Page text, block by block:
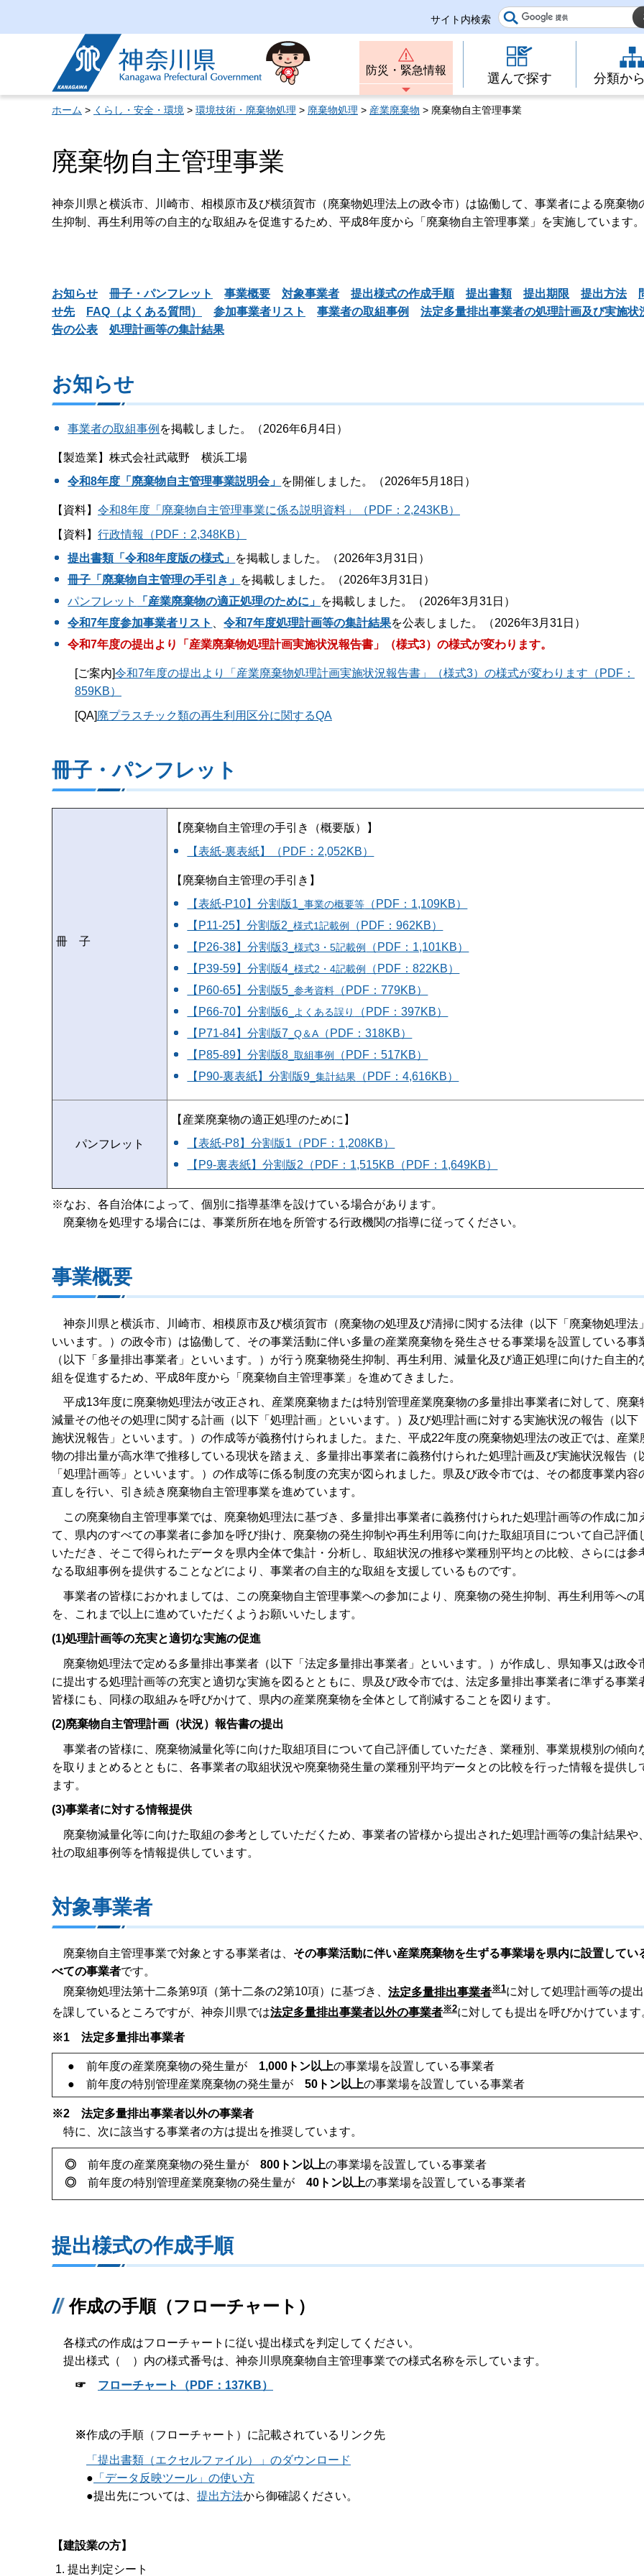
サイト内検索
神奈川県
防災・緊急情報
選んで探す 分類か
ホーム > くらし・安全・環境 > 環境技術・廃棄物処理 > 廃棄物処理 > 産業廃棄物 > 廃棄物自主管理事業
廃棄物自主管理事業
神奈川県と横浜市、川崎市、相模原市及び横須賀市（廃棄物処理法上の政令市）は協働して、事業者による廃棄物
生抑制、再生利用等の自主的な取組みを促進するため、平成8年度から「廃棄物自主管理事業」を実施しています。
お知らせ 冊子・パンフレット 事業概要 対象事業者 提出様式の作成手順 提出書類 提出期限 提出方法
せ先
FAQ（よくある質問） 参加事業者リスト 事業者の取組事例
法定多量排出事業者の処理計画及び実施状
告の公表
処理計画等の集計結果
お知らせ
事業者の取組事例 を掲載しました。（2026年6月4日）
【製造業】株式会社武蔵野 横浜工場
令和8年度「廃棄物自主管理事業説明会」 を開催しました。（2026年5月18日）
【資料】 令和8年度「廃棄物自主管理事業に係る説明資料」（PDF：2,243KB）
【資料】 行政情報（PDF：2,348KB）
提出書類「令和8年度版の様式」 を掲載しました。（2026年3月31日）
冊子「廃棄物自主管理の手引き」 を掲載しました。（2026年3月31日）
パンフレット
「産業廃棄物の適正処理のために」 を掲載しました。（2026年3月31日）
令和7年度参加事業者リスト
、令和7年度処理計画等の集計結果を公表しました。（2026年3月31日）
令和7年度の提出より「産業廃棄物処理計画実施状況報告書」（様式3）の様式が変わります。
[ご案内]令和7年度の提出より「産業廃棄物処理計画実施状況報告書」（様式3）の様式が変わります（PDF：
859KB）
[QA]廃プラスチック類の再生利用区分に関するQA
冊子・パンフレット
冊 子
【廃棄物自主管理の手引き（概要版）】
【表紙-裏表紙】（PDF：2,052KB）
【廃棄物自主管理の手引き】
【表紙-P10】分割版1 _事業の概要等 （PDF：1,109KB）
【P11-25】分割版2 _様式1記載例
（PDF：962KB）
【P26-38】分割版3 _様式3・5記載例
（PDF：1,101KB）
【P39-59】分割版4 _様式2・4記載例
（PDF：822KB）
【P60-65】分割版5 _参考資料 （PDF：779KB）
【P66-70】分割版6 _よくある誤り
（PDF：397KB）
【P71-84】分割版7 _Q＆A （PDF：318KB）
【P85-89】分割版8 _取組事例
（PDF：517KB）
【P90-裏表紙】分割版9 _集計結果 （PDF：4,616KB）
パンフレット
【産業廃棄物の適正処理のために】
【表紙-P8】分割版1（PDF：1,208KB）
【P9-裏表紙】分割版2（PDF：1,515KB（PDF：1,649KB）
※なお、各自治体によって、個別に指導基準を設けている場合があります。
廃棄物を処理する場合には、事業所所在地を所管する行政機関の指導に従ってください。
事業概要
神奈川県と横浜市、川崎市、相模原市及び横須賀市（廃棄物の処理及び清掃に関する法律（以下「廃棄物処理法
いいます。）の政令市）は協働して、その事業活動に伴い多量の産業廃棄物を発生させる事業場を設置している事
（以下「多量排出事業者」といいます。）が行う廃棄物発生抑制、再生利用、減量化及び適正処理に向けた自主的
組を促進するため、平成8年度から「廃棄物自主管理事業」を進めてきました。
平成13年度に廃棄物処理法が改正され、産業廃棄物または特別管理産業廃棄物の多量排出事業者に対して、廃棄
減量その他その処理に関する計画（以下「処理計画」といいます。）及び処理計画に対する実施状況の報告（以下
施状況報告」といいます。）の作成等が義務付けられました。また、平成22年度の廃棄物処理法の改正では、産業
物の排出量が高水準で推移している現状を踏まえ、多量排出事業者に義務付けられた処理計画及び実施状況報告（
「処理計画等」といいます。）の作成等に係る制度の充実が図られました。県及び政令市では、その都度事業内容
直しを行い、引き続き廃棄物自主管理事業を進めています。
この廃棄物自主管理事業では、廃棄物処理法に基づき、多量排出事業者に義務付けられた処理計画等の作成に加
て、県内のすべての事業者に参加を呼び掛け、廃棄物の発生抑制や再生利用等に向けた取組項目について自己評価
いただき、そこで得られたデータを県内全体で集計・分析し、取組状況の推移や業種別平均との比較、さらには参
なる取組事例を提供することなどにより、事業者の自主的な取組を支援しているものです。
事業者の皆様におかれましては、この廃棄物自主管理事業への参加により、廃棄物の発生抑制、再生利用等への
を、これまで以上に進めていただくようお願いいたします。
(1)処理計画等の充実と適切な実施の促進
廃棄物処理法で定める多量排出事業者（以下「法定多量排出事業者」といいます。）が作成し、県知事又は政令
に提出する処理計画等の充実と適切な実施を図るとともに、県及び政令市では、法定多量排出事業者に準ずる事業
皆様にも、同様の取組みを呼びかけて、県内の産業廃棄物を全体として削減することを図ります。
(2)廃棄物自主管理計画（状況）報告書の提出
事業者の皆様に、廃棄物減量化等に向けた取組項目について自己評価していただき、業種別、事業規模別の傾向
を取りまとめるとともに、各事業者の取組状況や廃棄物発生量の業種別平均データとの比較を行った情報を提供し
ます。
(3)事業者に対する情報提供
廃棄物減量化等に向けた取組の参考としていただくため、事業者の皆様から提出された処理計画等の集計結果や
社の取組事例等を情報提供しています。
対象事業者
廃棄物自主管理事業で対象とする事業者は、 その事業活動に伴い産業廃棄物を生ずる事業場を県内に設置してい
べての事業者です。
廃棄物処理法第十二条第9項（第十二条の2第10項）に基づき、 法定多量排出事業者※1に対して処理計画等の提
を課しているところですが、神奈川県では法定多量排出事業者以外の事業者※2に対しても提出を呼びかけています
※1 法定多量排出事業者
● 前年度の産業廃棄物の発生量が 1,000トン以上の事業場を設置している事業者
● 前年度の特別管理産業廃棄物の発生量が 50トン以上の事業場を設置している事業者
※2
法定多量排出事業者以外の事業者
特に、次に該当する事業者の方は提出を推奨しています。
◎ 前年度の産業廃棄物の発生量が 800トン以上の事業場を設置している事業者
◎ 前年度の特別管理産業廃棄物の発生量が 40トン以上の事業場を設置している事業者
提出様式の作成手順
作成の手順（フローチャート）
各様式の作成はフローチャートに従い提出様式を判定してください。
提出様式（ ）内の様式番号は、神奈川県廃棄物自主管理事業での様式名称を示しています。
☞ フローチャート（PDF：137KB）
※作成の手順（フローチャート）に記載されているリンク先
「提出書類（エクセルファイル）」のダウンロード
● 「データ反映ツール」の使い方
●提出先については、 提出方法から御確認ください。
【建設業の方】
提出判定シート